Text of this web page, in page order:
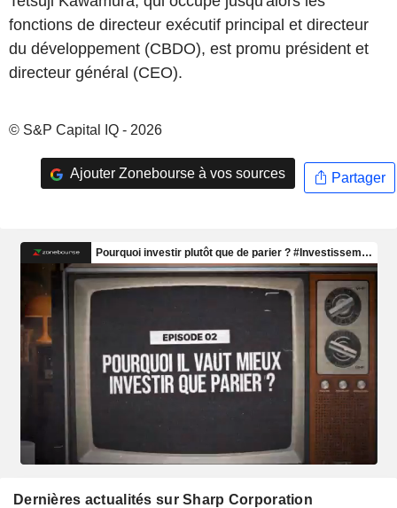
fonctions de directeur exécutif principal et directeur
du développement (CBDO), est promu président et
directeur général (CEO).
© S&P Capital IQ - 2026
Ajouter Zonebourse à vos sources Partager
Dernières actualités sur Sharp Corporation